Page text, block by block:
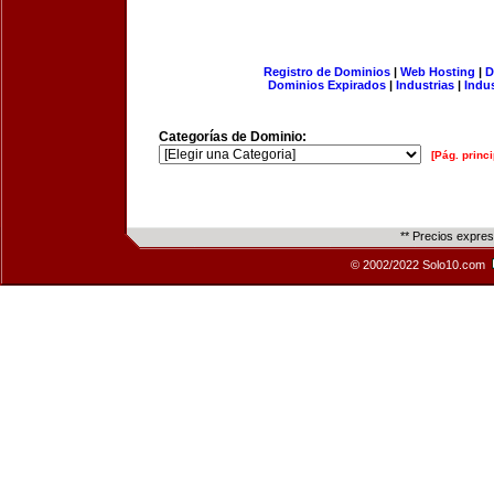
Registro de Dominios| Web Hosting |
Dominios Expirados | Industrias |
Categorías de Dominio:
[Pág.
** Precios
© 2002/2022 Solo10.com